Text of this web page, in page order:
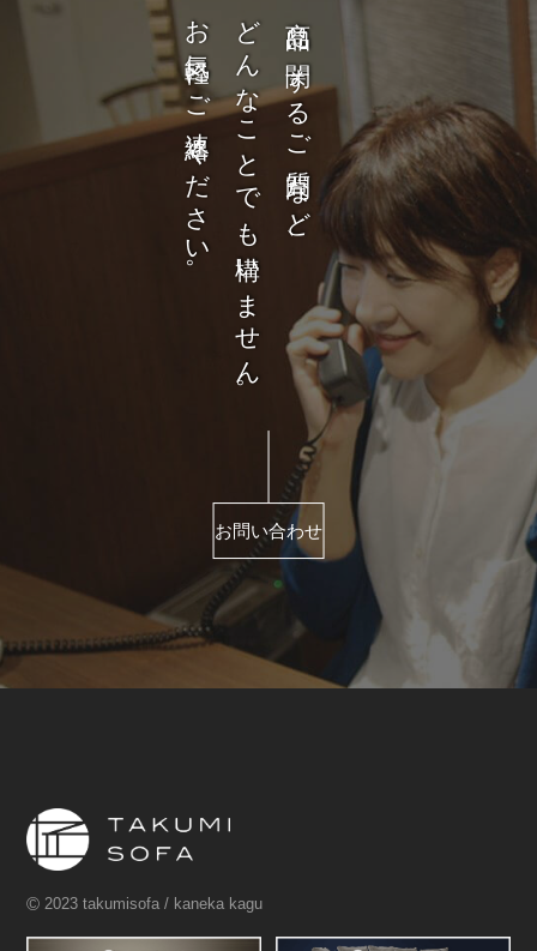
商品に関するご質問など、
どんなことでも構いません。
お気軽にご連絡ください。
お問い合わせ
© 2023 takumisofa / kaneka kagu